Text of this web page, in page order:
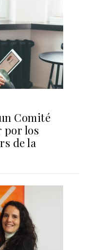
Comité
por los
de la